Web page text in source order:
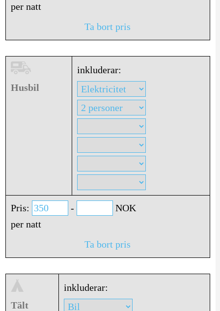
per natt
Ta bort pris
Husbil
inkluderar:
Pris: -
NOK
per natt
Ta bort pris
Tält
inkluderar: